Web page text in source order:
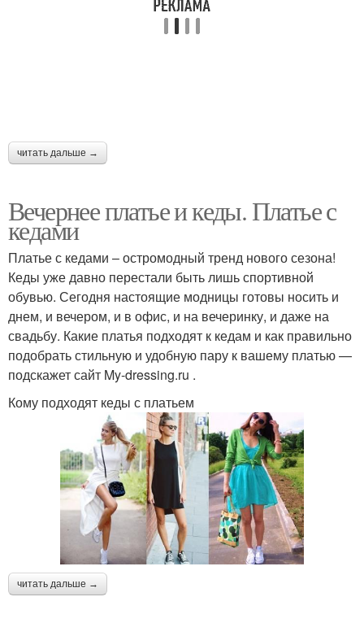
читать дальше →
Вечернее платье и кеды. Платье с
кедами
Платье с кедами – остромодный тренд нового сезона!
Кеды уже давно перестали быть лишь спортивной
обувью. Сегодня настоящие модницы готовы носить и
днем, и вечером, и в офис, и на вечеринку, и даже на
свадьбу. Какие платья подходят к кедам и как правильно
подобрать стильную и удобную пару к вашему платью —
подскажет сайт My-dressing.ru .
Кому подходят кеды с платьем
читать дальше →